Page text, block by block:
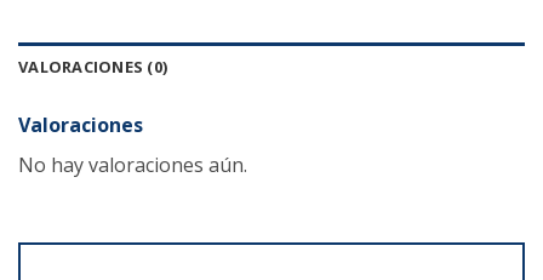
VALORACIONES (0)
Valoraciones
No hay valoraciones aún.